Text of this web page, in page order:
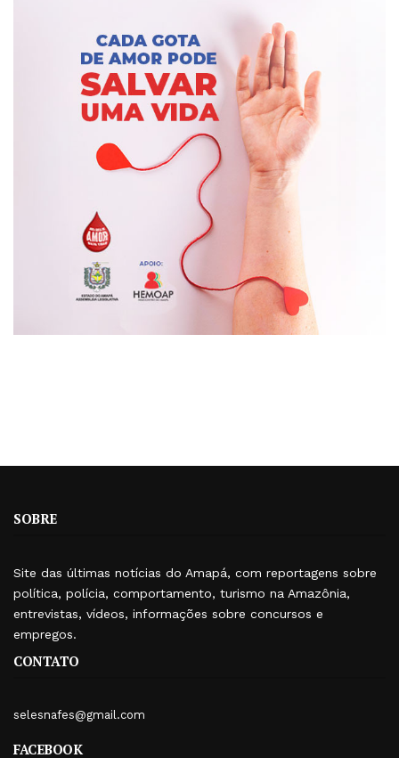
SOBRE
Site das últimas notícias do Amapá, com reportagens sobre
política, polícia, comportamento, turismo na Amazônia,
entrevistas, vídeos, informações sobre concursos e
empregos.
CONTATO
selesnafes@gmail.com
FACEBOOK